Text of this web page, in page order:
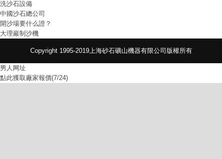
洗沙石設備
中國沙石總公司
開沙場要什么證？
大理巖制沙機
Copyright 1995-2019上海砂石礦山機器有限公司版權所有
男人网址
點此獲取廠家報價(7/24)